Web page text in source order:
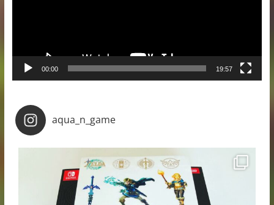
00:00 19:57
aqua_n_game